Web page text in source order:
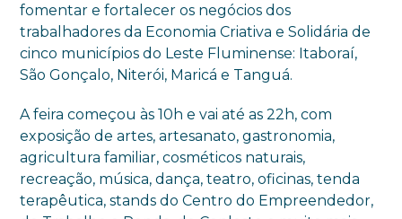
fomentar e fortalecer os negócios dos
trabalhadores da Economia Criativa e Solidária de
cinco municípios do Leste Fluminense: Itaboraí,
São Gonçalo, Niterói, Maricá e Tanguá.
A feira começou às 10h e vai até as 22h, com
exposição de artes, artesanato, gastronomia,
agricultura familiar, cosméticos naturais,
recreação, música, dança, teatro, oficinas, tenda
terapêutica, stands do Centro do Empreendedor,